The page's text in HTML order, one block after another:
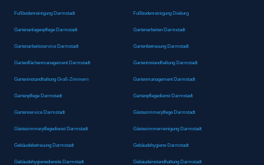
Fußbodenreinigung Darmstadt Fußbodenreinigung Dieburg
Gartenanlagenpflege Darmstadt Gartenarbeiten Darmstadt
Gartenarbeitsservice Darmstadt Gartenbetreuung Darmstadt
Gartenflächenmanagement Darmstadt Garteninstandhaltung Darmstadt
Garteninstandhaltung Groß-Zimmern Gartenmanagement Darmstadt
Gartenpflege Darmstadt Gartenpflegedienst Darmstadt
Gartenservice Darmstadt Gästezimmerpflege Darmstadt
Gästezimmerpflegedienst Darmstadt Gästezimmerreinigung Darmstadt
Gebäudebetreuung Darmstadt Gebäudehygiene Darmstadt
Gebäudehygienedienste Darmstadt Gebäudeinstandhaltung Darmstadt